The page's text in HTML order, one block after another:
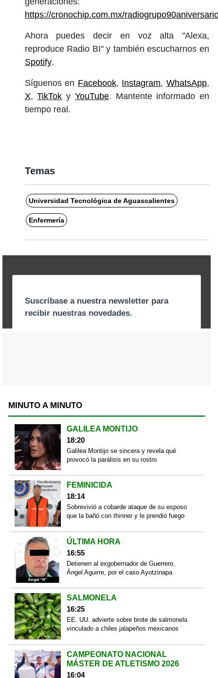
https://cronochip.com.mx/
Ahora puedes decir en voz alta "Alexa,
reproduce Radio BI" y también escucharnos en
Spotify.
Síguenos en Facebook, Instagram,WhatsApp,
X,TikTok y YouTube. Mantente informado en
tiempo real.
Temas
Universidad Tecnológica de Aguascalientes
Enfermería
MINUTO A MINUTO
GALILEA MONTIJO
18:20
Galilea Montijo se sincera y revela qué
provocó la parálisis en su rostro
FEMINICIDA
18:14
Sobrevivió a cobarde ataque de su esposo
que la bañó con thinner y le prendió fuego
ÚLTIMA HORA
16:55
Detienen al exgobernador de Guerrero,
Ángel Aguirre, por el caso Ayotzinapa
SALMONELA
16:25
EE. UU. advierte sobre brote de salmonela
vinculado a chiles jalapeños mexicanos
CAMPEONATO NACIONAL
MÁSTER DE ATLETISMO 2026
16:04